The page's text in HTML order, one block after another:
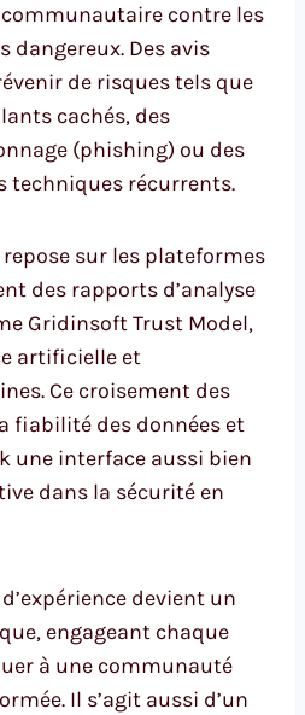
communautaire contre les
dangereux. Des avis
de risques tels que
cachés, des
(phishing) ou des
techniques récurrents.
sur les plateformes
des rapports d’analyse
Gridinsoft Trust Model,
artificielle et
Ce croisement des
fiabilité des données et
une interface aussi bien
dans la sécurité en
devient un
engageant chaque
à une communauté
Il s’agit aussi d’un